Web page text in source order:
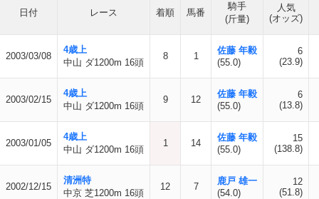
日付 レース 着順 馬番
騎手
(斤量)
人気
(オッズ)
2003/03/08
4歳上
中山 ダ1200m 16頭
8 1
佐藤 年毅
(55.0)
6
(23.9)
2003/02/15
4歳上
中山 ダ1200m 16頭
9 12
佐藤 年毅
(55.0)
6
(13.8)
2003/01/05
4歳上
中山 ダ1200m 16頭
1 14
佐藤 年毅
(55.0)
15
(138.8)
2002/12/15
清洲特
中京 芝1200m 16頭
12 7
鹿戸 雄一
(54.0)
12
(51.8)